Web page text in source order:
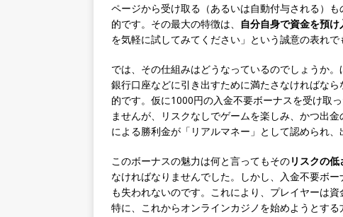
ページから受け取る（あるいは自動付与される）
的です。その最大の特徴は、
自分自身で資金を預
を気軽に試してみてください」という誠意の表れで
では、その仕組みはどうなっているのでしょうか
銀行口座などに引き出すために満たさなければな
的です。仮に1000円の入金不要ボーナスを受け取
ませんが、リスクなしでゲームを楽しみ、かつ出
による勝利金が「リアルマネー」として認められ、
このボーナスの魅力は何と言ってもそのリスクの低
なければなりませんでした。しかし、入金不要ボ
も失われないのです。これにより、プレイヤーは
特に、これからオンラインカジノを始めようとす